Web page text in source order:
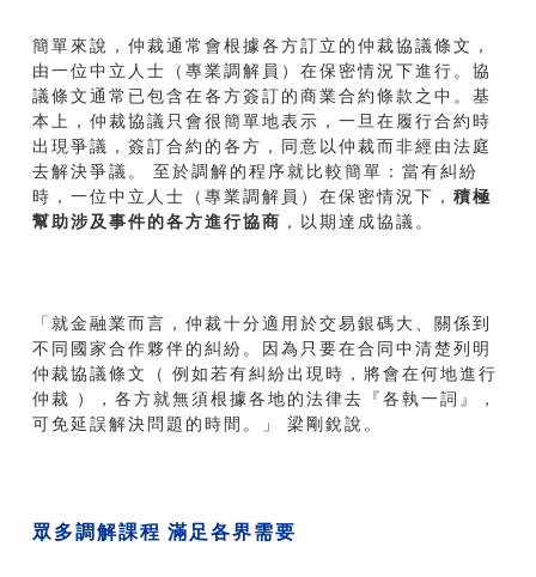
簡單來說，仲裁通常會根據各方訂立的仲裁協議條文，
由一位中立人士（專業調解員）在保密情況下進行。協
議條文通常已包含在各方簽訂的商業合約條款之中。基
本上，仲裁協議只會很簡單地表示，一旦在履行合約時
出現爭議，簽訂合約的各方，同意以仲裁而非經由法庭
去解決爭議。 至於調解的程序就比較簡單：當有糾紛
時，一位中立人士（專業調解員）在保密情況下， 積極
幫助涉及事件的各方進行協商 ，以期達成協議。
「就金融業而言，仲裁十分適用於交易銀碼大、關係到
不同國家合作夥伴的糾紛。因為只要在合同中清楚列明
仲裁協議條文（ 例如若有糾紛出現時，將會在何地進行
仲裁 ），各方就無須根據各地的法律去『各執一詞』，
可免延誤解決問題的時間。」 梁剛銳說。
眾多調解課程 滿足各界需要